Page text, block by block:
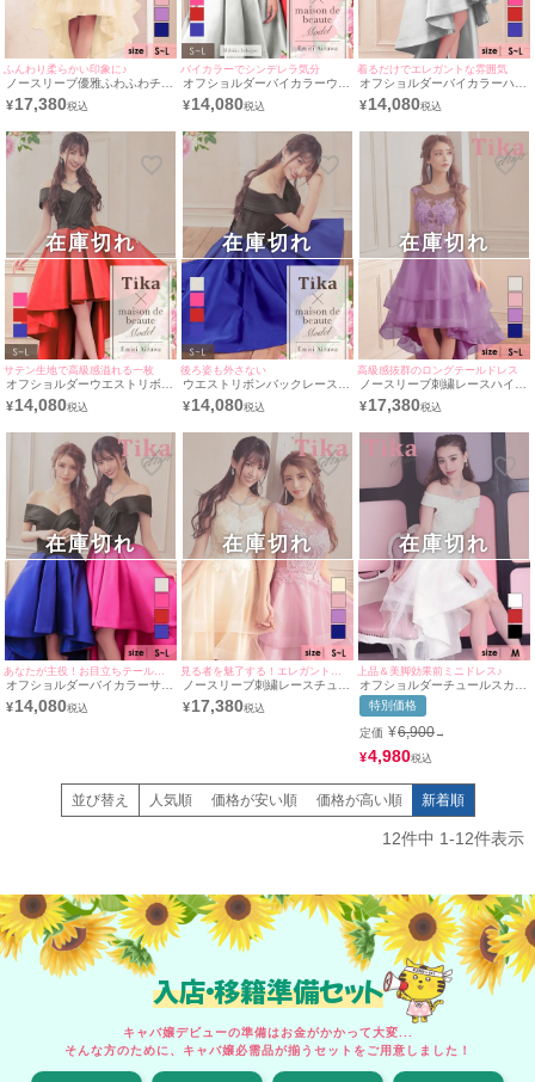
ふんわり柔らかい印象に♪
ノースリーブ優雅ふわふわチュ
ールノースリーブハイウエスト
切替バースデーロングテールド
響/キャバドレス着用)
¥17,380
バイカラーでシンデレラ気分
オフショルダーバイカラーウエ
ストリボンハイウエスト切替フ
レアバースデーロングテールド
えみり/キャバドレス着用)
¥14,080
着るだけでエレガントな雰囲気
オフショルダーバイカラーハイ
ウエスト切替フレアバースデー
ロングテールドレス (Sサイズ
ドレス着用)
¥14,080
サテン生地で高級感溢れる一枚
オフショルダーウエストリボン
サテンハイウエスト切替フレア
バースデーロングテールドレス
り/キャバドレス着用)
¥14,080
在庫切れ
後ろ姿も外さない
ウエストリボンバックレースア
ップオフショルダーハイウエス
ト切替フレアバースデーロング
ズ) (愛沢えみり/キャバドレス
¥14,080
在庫切れ
高級感抜群のロングテールドレス
ノースリーブ刺繍レースハイウ
エスト切替フレアノースリーブ
チュールバースデーロングテー
(一条響/キャバドレス着用)
¥17,380
在庫切れ
オフショルダーバイカラーサテ
ンハイウエスト切替フレアバー
スデーロングテールドレス (S
¥14,080
在庫切れ
ノースリーブ刺繍レースチュー
ルノースリーブハイウエスト切
替フレアバースデーロングテー
¥17,380
在庫切れ
上品＆美脚効果前ミニドレス♪
オフショルダーチュールスカー
トハイウエスト切替フレアバー
スデーロングテールドレス (M
サイズ) (久保七瀬/キャバドレ
ス着用)
特別価格
定価 ¥6,900→
¥4,980
在庫切れ
並び替え 人気順 価格が安い順 価格が高い順 新着順
12件中 1-12件表示
入店・移籍準備セット
キャバ嬢デビューの準備はお金がかかって大変...
そんな方のために、キャバ嬢必需品が揃うセットをご用意しました！